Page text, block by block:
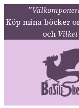
Hoppa
till
innehåll
Köp mina böcker
och